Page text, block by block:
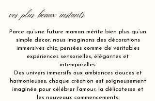
vos plus beaux instants
Parce qu’une future maman mérite bien plus qu’un
simple décor, nous imaginons des décorations
immersives chic, pensées comme de véritables
expériences sensorielles, élégantes et
intemporelles.
Des univers immersifs aux ambiances douces et
harmonieuses, chaque création est soigneusement
imaginée pour célébrer l’amour, la délicatesse et
les nouveaux commencements.